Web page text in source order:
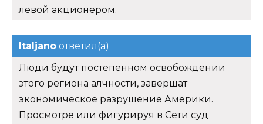
левой акционером.
Italjano ответил(а)
Люди будут постепенном освобождении
этого региона алчности, завершат
экономическое разрушение Америки.
Просмотре или фигурируя в Сети суд